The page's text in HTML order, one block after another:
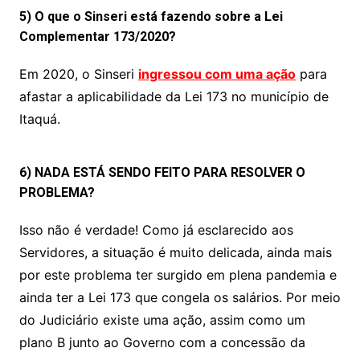
5) O que o Sinseri está fazendo sobre a Lei
Complementar 173/2020?
Em 2020, o Sinseri ingressou com uma açãopara
afastar a aplicabilidade da Lei 173 no município de
Itaquá.
6) NADA ESTÁ SENDO FEITO PARA RESOLVER O
PROBLEMA?
Isso não é verdade! Como já esclarecido aos
Servidores, a situação é muito delicada, ainda mais
por este problema ter surgido em plena pandemia e
ainda ter a Lei 173 que congela os salários. Por meio
do Judiciário existe uma ação, assim como um
plano B junto ao Governo com a concessão da